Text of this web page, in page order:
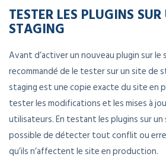
TESTER LES PLUGINS
STAGING
Avant d’activer un nouveau plugin sur
recommandé de le tester sur un site de
staging est une copie exacte du site en
tester les modifications et les mises à
utilisateurs. En testant les plugins sur
possible de détecter tout conflit ou
qu’ils n’affectent le site en production.